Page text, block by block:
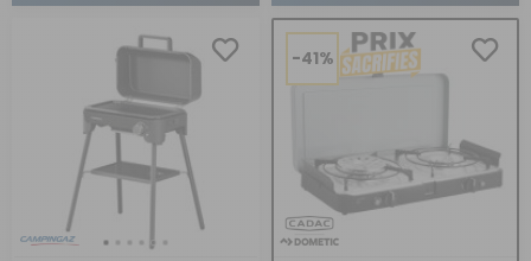
-41%